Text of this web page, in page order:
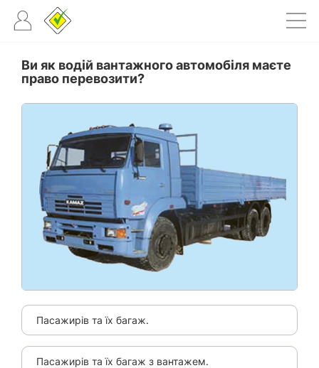
Ви як водій вантажного автомобіля маєте
право перевозити?
Пасажирів та їх багаж.
Пасажирів та їх багаж з вантажем.